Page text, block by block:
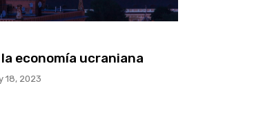
economía ucraniana
18, 2023